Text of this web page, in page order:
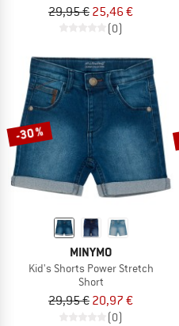
29,95 € 25,46 €
(0)
-30 %
MINYMO
Kid's Shorts Power Stretch
Short
29,95 € 20,97 €
(0)